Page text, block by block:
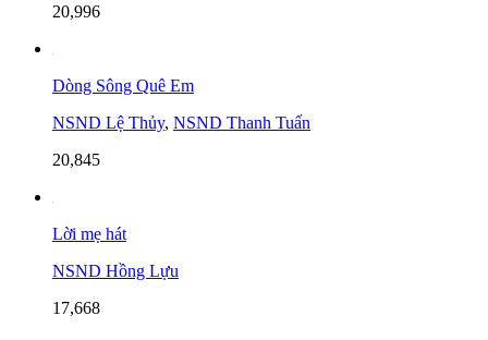
20,996
Dòng Sông Quê Em
NSND Lệ Thủy, NSND Thanh Tuấn
20,845
Lời mẹ hát
NSND Hồng Lựu
17,668